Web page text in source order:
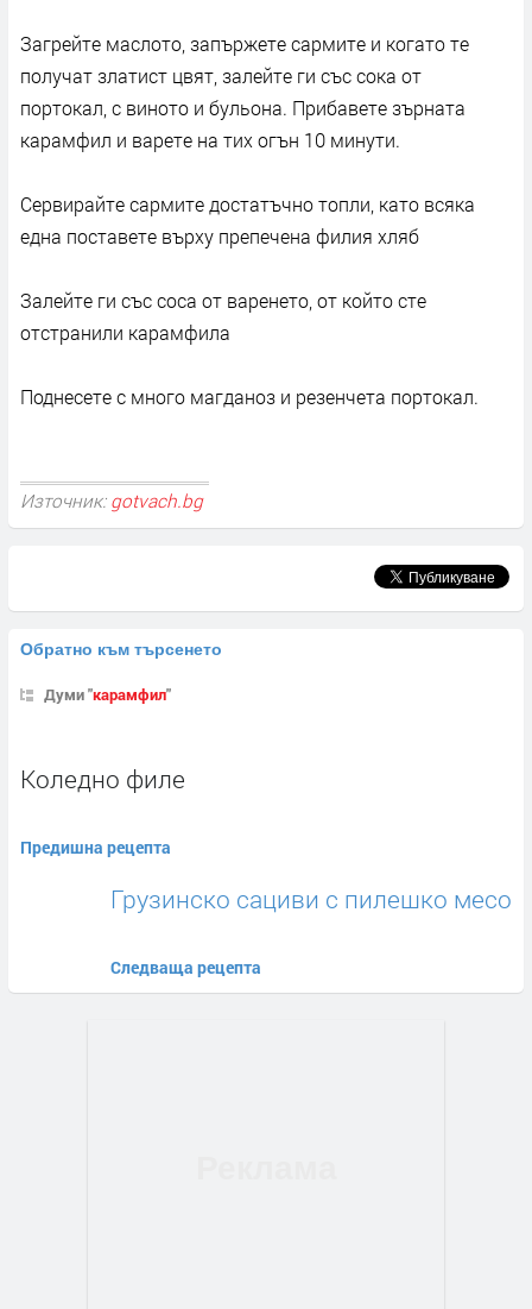
Загрейте маслото, запържете сармите и когато те
получат златист цвят, залейте ги със сока от
портокал, с виното и бульона. Прибавете зърната
карамфил и варете на тих огън 10 минути.
Сервирайте сармите достатъчно топли, като всяка
една поставете върху препечена филия хляб
Залейте ги със соса от варенето, от който сте
отстранили карамфила
Поднесете с много магданоз и резенчета портокал.
Източник: gotvach.bg
Обратно към търсенето
Думи "карамфил"
Коледно филе
Предишна рецепта
Грузинско сациви с пилешко месо
Следваща рецепта